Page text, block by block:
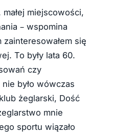
miejscowości,
– wspomina
się
To były lata 60.
czy
było wówczas
żeglarski, Dość
mnie
sportu wiązało